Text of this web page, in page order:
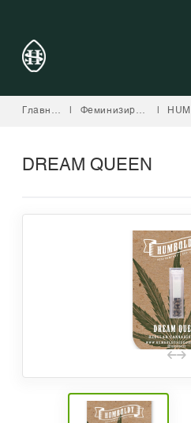
Главная | Феминизированные |
DREAM QUEEN